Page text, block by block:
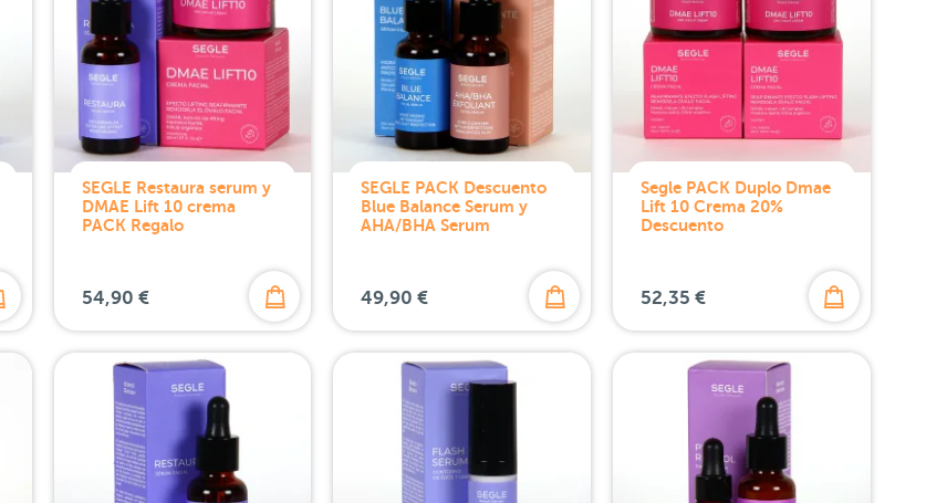
SEGLE Restaura serum y
DMAE Lift 10 crema
PACK Regalo
54,90 €
SEGLE PACK Descuento
Blue Balance Serum y
AHA/BHA Serum
49,90 €
Segle PACK Duplo Dmae
Lift 10 Crema 20%
Descuento
52,35 €